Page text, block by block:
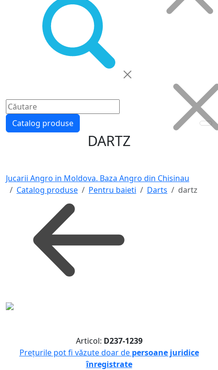
Catalog produse
DARTZ
Jucarii Angro in Moldova. Baza Angro din Chisinau
Catalog produse
Pentru baieti Darts dartz
Articol: D237-1239
Prețurile pot fi văzute doar de persoane juridice
înregistrate